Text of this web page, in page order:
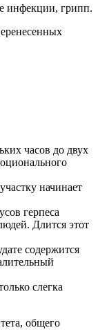
инфекции, грипп.
часов до двух
начинает
герпеса
Длится этот
содержится
слегка
общего